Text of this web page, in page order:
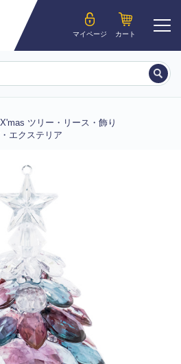
マイページ カート
X'mas ツリー・リース・飾り
エクステリア
様
マイページ
ご負担をお願いいたします。割引サービスは一